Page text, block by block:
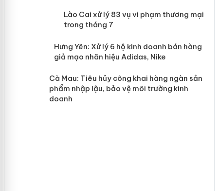
Lào Cai xử lý 83 vụ vi phạm thương
mại trong tháng 7
Hưng Yên: Xử lý 6 hộ kinh doanh bán
hàng giả mạo nhãn hiệu Adidas, Nike